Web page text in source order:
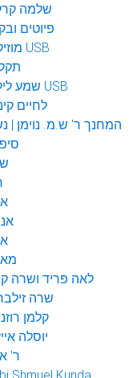
שלמה
פיוטים
מוזיקה ב USB
שמע לילדים USB
לחיים
המחנך ר' ש.מ. נוימן |
לאה פריד ושרה
שרה
קלמן
יוסלה
ר'
Shmuel Kunda